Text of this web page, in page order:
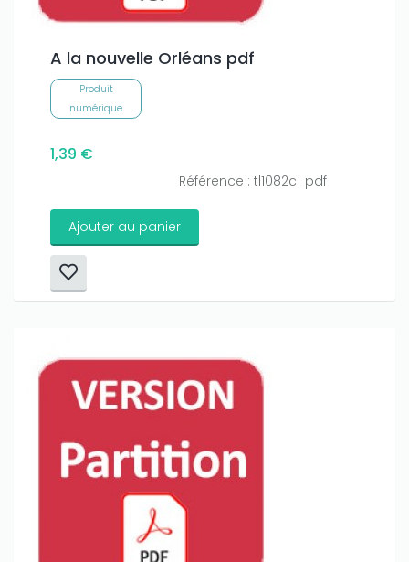
A la nouvelle Orléans pdf
Produit
numérique
1,39 €
Référence : tl1082c_pdf
Ajouter au panier
Joo casinoif you really want to win a huge
amount on your credits!